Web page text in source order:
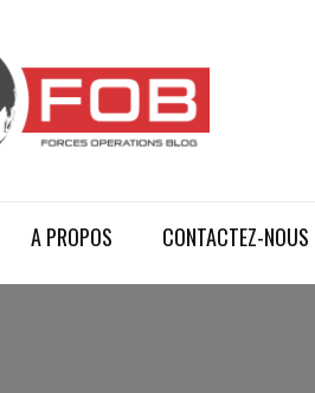
A PROPOS CONTACTEZ-NOUS